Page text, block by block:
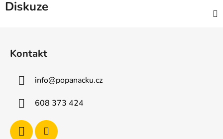
Diskuze
Kontakt
info@popanacku.cz
608 373 424